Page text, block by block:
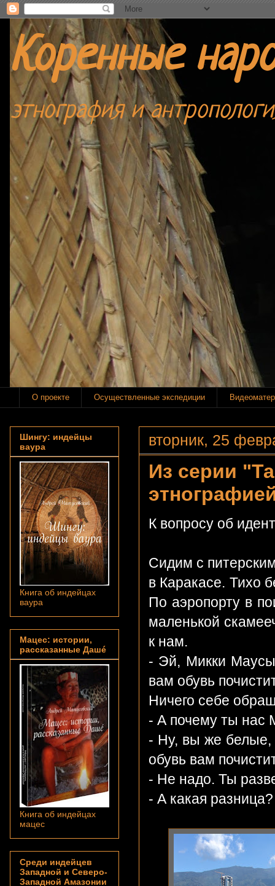
Коренные
этнография и
О проекте Осуществленные экспедиции
вторник, 25
Из серии
К вопросу об
Сидим с
в Каракасе. Тихо
По аэропорту в
маленькой
к нам.
- Эй, Микки
вам обувь
Ничего себе
- А почему ты нас
- Ну, вы же белые,
обувь вам
- Не надо. Ты
- А какая
Шингу: индейцы
ваура
Книга об индейцах
ваура
Мацес: истории,
рассказанные Дашé
Книга об индейцах
мацес
Среди индейцев
Западной и Северо-
Западной Амазонии